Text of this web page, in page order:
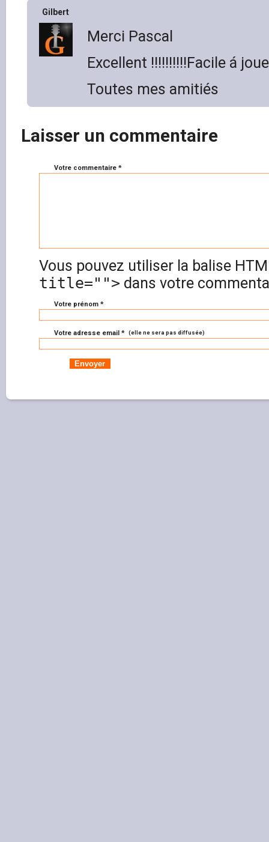
Gilbert
Merci Pascal
Excellent !!!!!!!!!!Facile á
Toutes mes amitiés
Laisser un commentaire
Votre commentaire *
Vous pouvez utiliser la balise
title=""> dans votre
Votre prénom *
Votre adresse email * (elle ne sera pas diffusée)